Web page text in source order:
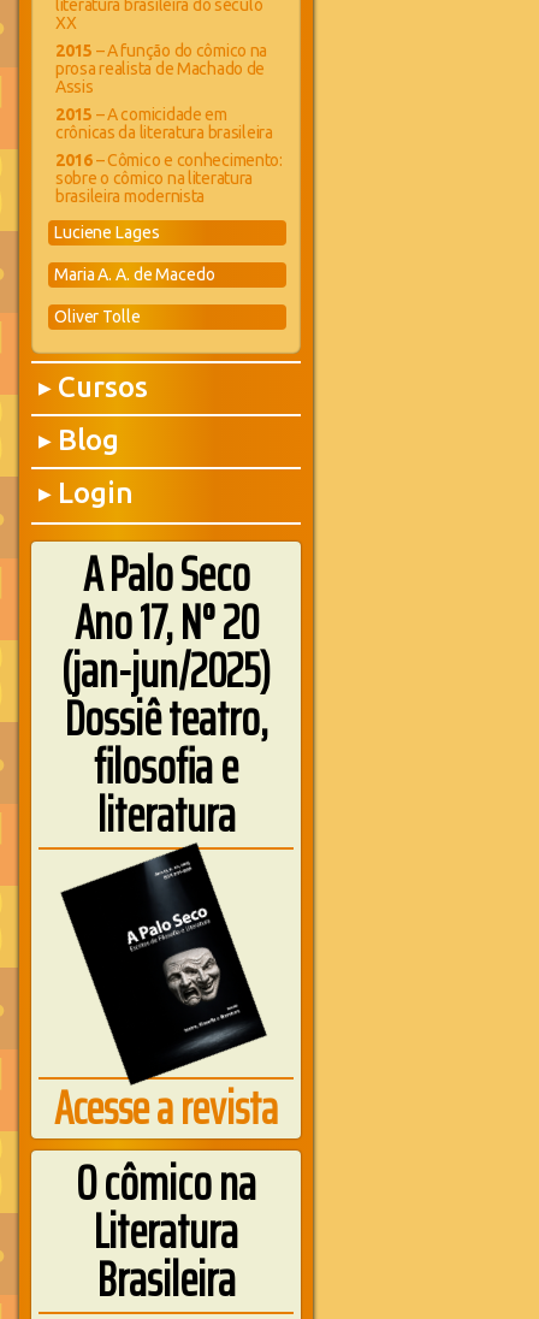
literatura brasileira do século
XX
2015 – A função do cômico na
prosa realista de Machado de
Assis
2015 – A comicidade em
crônicas da literatura brasileira
2016– Cômico e conhecimento:
sobre o cômico na literatura
brasileira modernista
Luciene Lages
Maria A. A. de Macedo
Oliver Tolle
▶ Cursos
▶ Blog
▶ Login
A Palo Seco
Ano 17, N° 20
(jan-jun/2025)
Dossiê teatro,
filosofia e
literatura
Acesse a revista
O cômico na
Literatura
Brasileira